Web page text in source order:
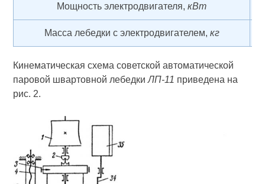
Мощность электродвигателя,кВт
Масса лебедки с электродвигателем, кг
Кинематическая схема советской автоматической
паровой швартовной лебедкиЛП-11 приведена на
рис. 2.